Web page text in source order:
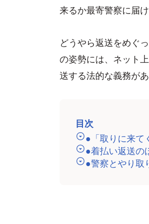
来るか最寄警察に届
どうやら返送をめぐ
の姿勢には、ネット
送する法的な義務が
目次
●「取りに来て
●着払い返送の
●警察とやり取